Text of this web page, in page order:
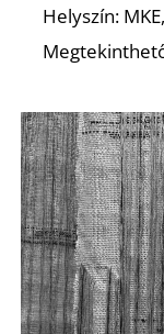
Helyszín: